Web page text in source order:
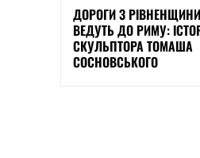
ДОРОГИ З РІВНЕНЩИНИ
ВЕДУТЬ ДО РИМУ:
СКУЛЬПТОРА ТОМАША
СОСНОВСЬКОГО